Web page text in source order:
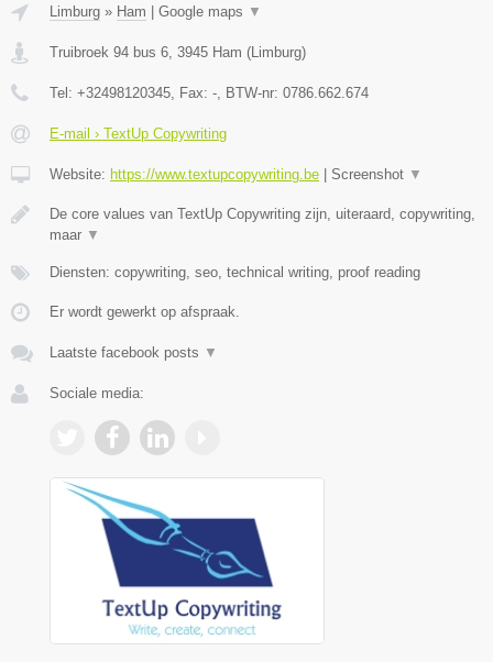
Limburg » Ham Google maps ▼
Truibroek 94 bus 6 3945 Ham ( Limburg)
Tel: +32498120345 , Fax: - , BTW-nr: 0786.662.674
E-mail › TextUp Copywriting
Website: https://www.textupcopywriting.be Screenshot ▼
De core values van TextUp Copywriting zijn, uiteraard, copywriting,
maar ▼
Diensten: copywriting, seo, technical writing, proof reading
Er wordt gewerkt op afspraak.
Laatste facebook posts ▼
Sociale media: